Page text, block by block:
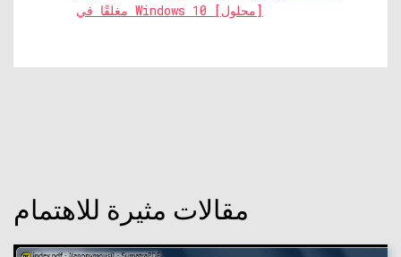
مغلقًا في Windows 10 [محلول]
مقالات مثيرة للاهتمام